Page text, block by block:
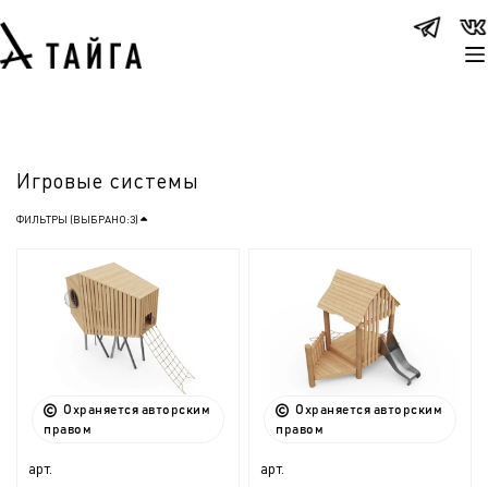
Игровые системы
ФИЛЬТРЫ (ВЫБРАНО:3)
Охраняется авторским
правом
арт.
Охраняется авторским
правом
арт.